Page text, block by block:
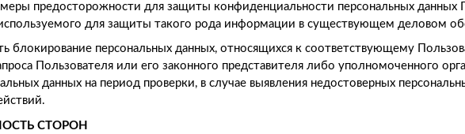
предосторожности для защиты конфиденциальности персональных данных
для защиты такого рода информации в существующем деловом
блокирование персональных данных, относящихся к соответствующему
Пользователя или его законного представителя либо уполномоченного
данных на период проверки, в случае выявления недостоверных
СТОРОН